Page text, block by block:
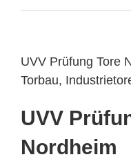
UVV Prüfung Tore
Torbau,
UVV
Nordheim